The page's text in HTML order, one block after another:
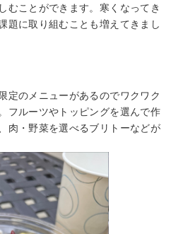
むことができます。寒くなってき
題に取り組むことも増えてきまし
定のメニューがあるのでワクワク
フルーツやトッピングを選んで作
肉・野菜を選べるブリトーなどが